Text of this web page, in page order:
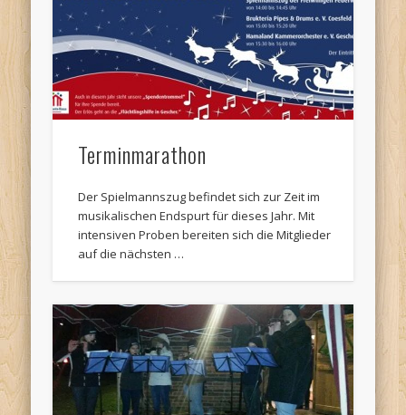
Termine:
Terminmarathon
Der Spielmannszug befindet sich zur Zeit im
musikalischen Endspurt für dieses Jahr. Mit
intensiven Proben bereiten sich die Mitglieder
auf die nächsten …